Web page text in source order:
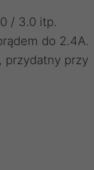
/ 3.0 itp.
do 2.4A.
przydatny przy